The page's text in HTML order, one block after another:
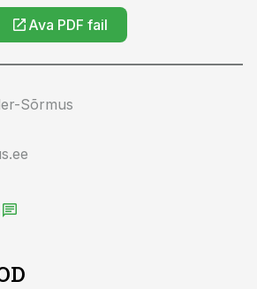
Ava PDF fail
Sõrmus